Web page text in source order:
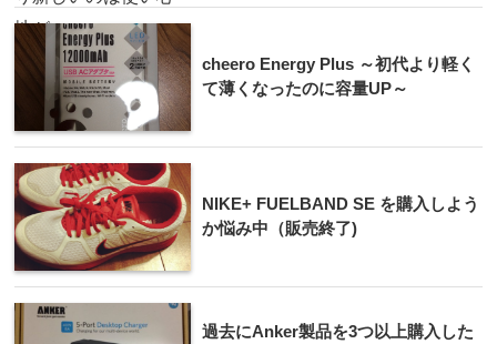
cheero Energy Plus ～初代より軽く
て薄くなったのに容量UP～
NIKE+ FUELBAND SE を購入しよう
か悩み中（販売終了)
過去にAnker製品を3つ以上購入した